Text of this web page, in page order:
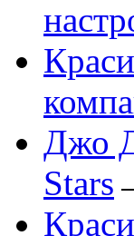
Джо
Stars